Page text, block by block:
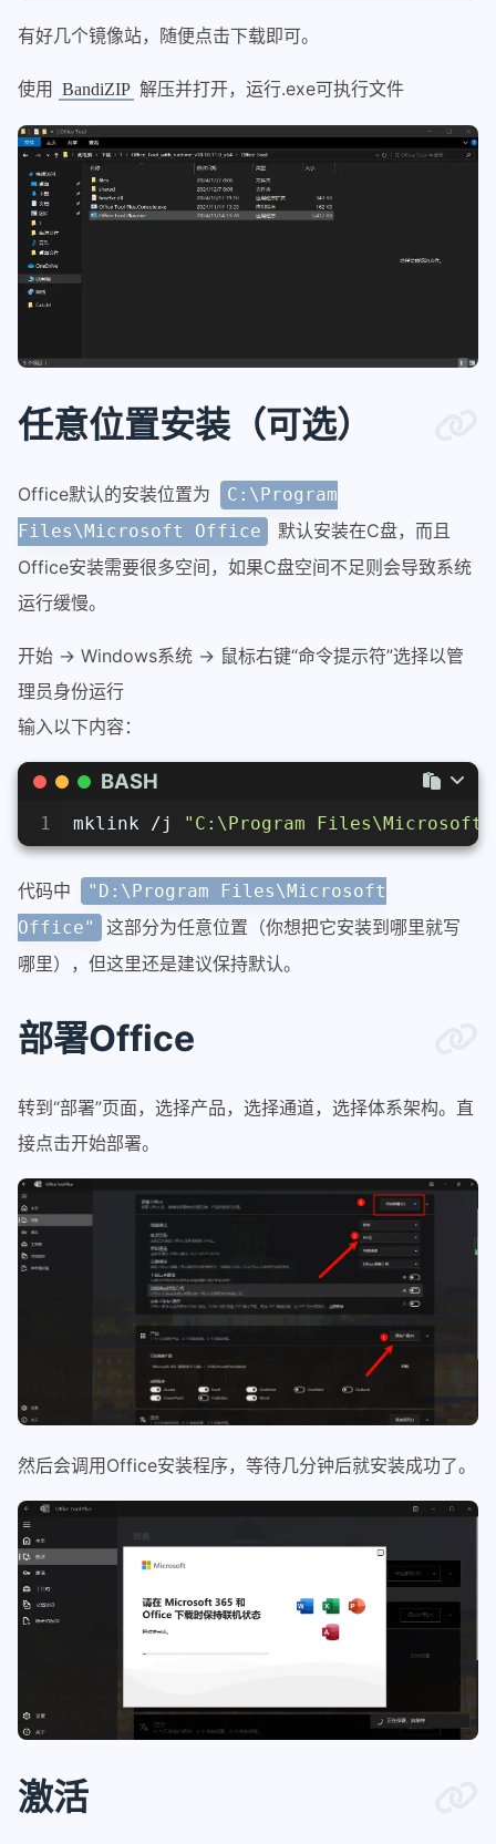
有好几个镜像站，随便点击下载即可。
使用 BandiZIP 解压并打开，运行.exe可执行文件
任意位置安装（可选）
Office默认的安装位置为
C:\Program
Files\Microsoft Office
默认安装在C盘，而且
Office安装需要很多空间，如果C盘空间不足则会导致系统
运行缓慢。
开始 → Windows系统 → 鼠标右键“命令提示符”选择以管
理员身份运行
输入以下内容：
BASH
1 mklink /j "C:\Program Files\Microsoft
代码中
"D:\Program Files\Microsoft
Office"
这部分为任意位置（你想把它安装到哪里就写
哪里），但这里还是建议保持默认。
部署Office
转到“部署”页面，选择产品，选择通道，选择体系架构。直
接点击开始部署。
然后会调用Office安装程序，等待几分钟后就安装成功了。
激活